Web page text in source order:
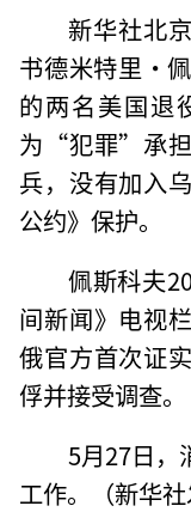
新华社北
书德米特里·
的两名美国
为“犯罪”承担
兵，没有加入
公约》保护。
佩斯科夫
间新闻》电视
俄官方首次证
俘并接受调查。
5月27日，
工作。（新华